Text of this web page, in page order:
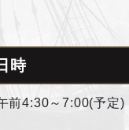
時
前4:30～7:00(予定)